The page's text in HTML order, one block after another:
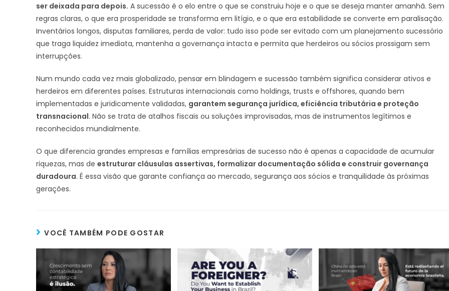
ser deixada para depois. A sucessão é o elo entre o que se construiu hoje e o que se deseja manter amanhã. Sem
regras claras, o que era prosperidade se transforma em litígio, e o que era estabilidade se converte em paralisação.
Inventários longos, disputas familiares, perda de valor: tudo isso pode ser evitado com um planejamento sucessório
que traga liquidez imediata, mantenha a governança intacta e permita que herdeiros ou sócios prossigam sem
interrupções.
Num mundo cada vez mais globalizado, pensar em blindagem e sucessão também significa considerar ativos e
herdeiros em diferentes países. Estruturas internacionais como holdings, trusts e offshores, quando bem
implementadas e juridicamente validadas, garantem segurança jurídica, eficiência tributária e proteção
transnacional. Não se trata de atalhos fiscais ou soluções improvisadas, mas de instrumentos legítimos e
reconhecidos mundialmente.
O que diferencia grandes empresas e famílias empresárias de sucesso não é apenas a capacidade de acumular
riquezas, mas de estruturar cláusulas assertivas, formalizar documentação sólida e construir governança
duradoura. É essa visão que garante confiança ao mercado, segurança aos sócios e tranquilidade às próximas
gerações.
VOCÊ TAMBÉM PODE GOSTAR